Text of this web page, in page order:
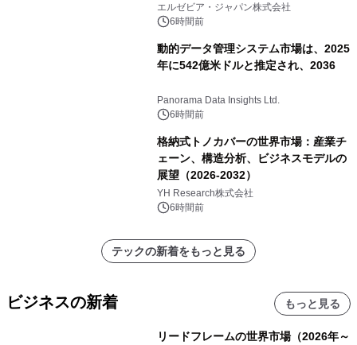
エルゼビア・ジャパン株式会社
6時間前
動的データ管理システム市場は、2025
年に542億米ドルと推定され、2036
Panorama Data Insights Ltd.
6時間前
格納式トノカバーの世界市場：産業チ
ェーン、構造分析、ビジネスモデルの
展望（2026-2032）
YH Research株式会社
6時間前
テックの新着をもっと見る
ビジネスの新着 もっと見る
リードフレームの世界市場（2026年～